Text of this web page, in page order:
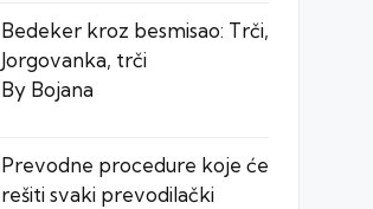
Bedeker kroz besmisao: Trči,
Jorgovanka, trči
By Bojana
Prevodne procedure koje će
rešiti svaki prevodilački